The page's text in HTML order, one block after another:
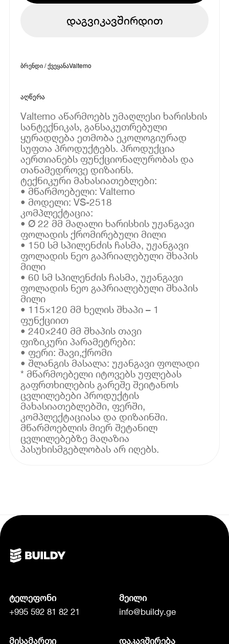
დაგვიკავშირდით
ბრენდი / ქვეყანაValtemo
აღწერა
Valtemo აწარმოებს უმაღლესი ხარისხის
სანტექნიკას, განსაკუთრებული
ყურადღება ეთმობა ეკოლოგიურად
სუფთა პროდუქტებს. პროდუქცია
აერთიანებს ფუნქციონალურობას და
თანამედროვე დიზაინს.
ტექნიკური მახასიათებლები:
• მწარმოებელი: Valtemo
• მოდელი: VS-2518
კომპლექტაცია:
• Ø 22 მმ მაღალი ხარისხის უჟანგავი
ფოლადის ქრომირებული მილი
• 150 სმ სპილენძის ჩასმა, უჟანგავი
ფოლადის ნეო გაპრიალებული შხაპის
მილი
• 60 სმ სპილენძის ჩასმა, უჟანგავი
ფოლადის ნეო გაპრიალებული შხაპის
მილი
• 115×120 მმ ხელის შხაპი – 1
ფუნქციით
• 240×240 მმ შხაპის თავი
ფიზიკური პარამეტრები:
• ფერი: შავი,ქრომი
• შლანგის მასალა: უჟანგავი ფოლადი
* მწარმოებელი იტოვებს უფლებას
გაფრთხილების გარეშე შეიტანოს
ცვლილებები პროდუქტის
მახასიათებლებში, ფერში,
კომპლექტაციასა და დიზაინში.
მწარმოებლის მიერ შეტანილ
ცვლილებებზე მაღაზია
პასუხისმგებლობას არ იღებს.
ტელეფონი
+995 592 81 82 21
მეილი
info@buildy.ge
მისამართი დაკავშირება